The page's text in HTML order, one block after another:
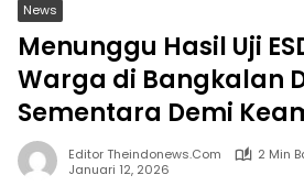
News
Menunggu Hasil Uji
Warga di Bangkalan
Sementara Demi
Editor Theindonews.com
2 Min
Januari 12, 2026